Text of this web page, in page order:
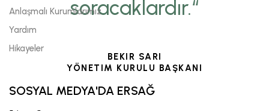
soracaklardır.“
BEKIR SARI
YÖNETIM KURULU BAŞKANI
Anlaşmalı Kurumlarımız
Yardım
Hikayeler
SOSYAL MEDYA'DA ERSAĞ